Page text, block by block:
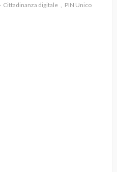
Cittadinanza digitale PIN Unico